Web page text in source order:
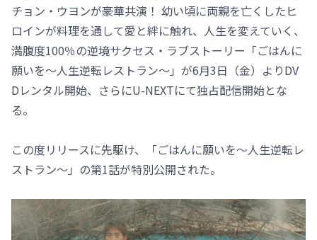
チョン・ウヨンが豪華共演！ 幼い頃に両親を亡くしたヒ
ロインが料理を通して愛と絆に触れ、人生を変えていく、
満腹度100％の逆境サクセス・ラブストーリー「ごはんに
願いを～人生逆転レストラン～」が6月3日（金）よりDV
Dレンタル開始、さらにU-NEXTにて独占配信開始とな
る。
この度リリースに先駆け、「ごはんに願いを～人生逆転レ
ストラン～」の第1話が特別公開された。